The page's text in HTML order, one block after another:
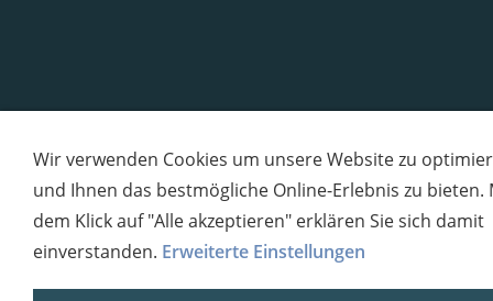
Wir verwenden Cookies um unsere Website zu
und Ihnen das bestmögliche Online-Erlebnis zu bieten.
dem Klick auf "Alle akzeptieren" erklären Sie sich damit
einverstanden. Erweiterte Einstellungen